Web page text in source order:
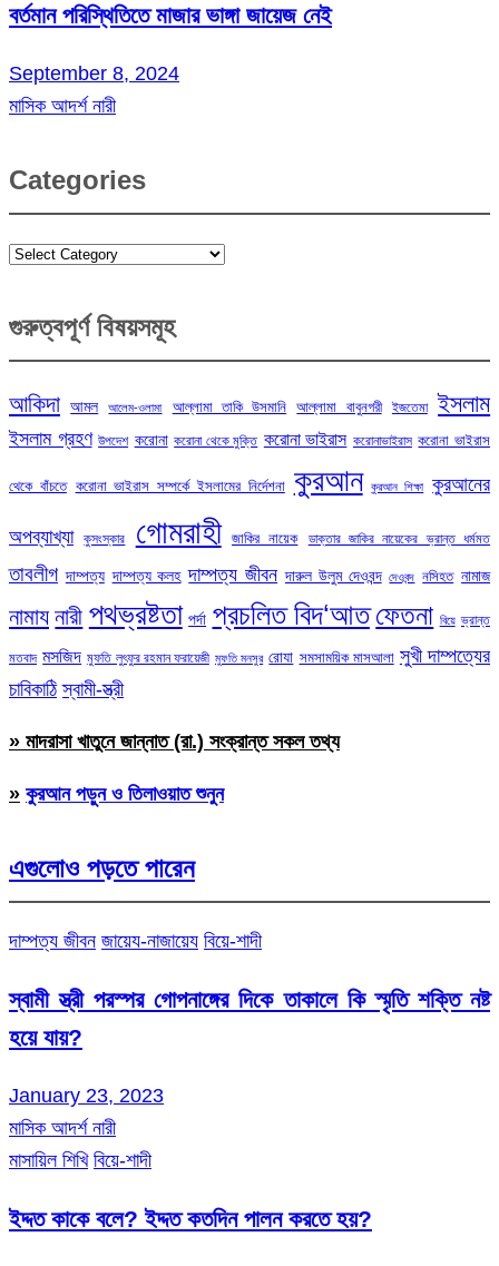
বর্তমান পরিস্থিতিতে মাজার ভাঙ্গা জায়েজ নেই
September 8, 2024
মাসিক আদর্শ নারী
Categories
Categories
গুরুত্বপূর্ণ বিষয়সমূহ
আকিদা আমল আলেম-ওলামা আল্লামা তাকি উসমানি আল্লামা বাবুনগরী ইজতেমা ইসলাম
ইসলাম গ্রহণ উপদেশ করোনা করোনা থেকে মুক্তি করোনা ভাইরাস করোনাভাইরাস করোনা ভাইরাস
থেকে বাঁচতে করোনা ভাইরাস সম্পর্কে ইসলামের নির্দেশনা কুরআন কুরআন শিক্ষা কুরআনের
অপব্যাখ্যা কুসংস্কার গোমরাহী জাকির নায়েক ডাক্তার জাকির নায়েকের ভ্রান্ত ধর্মমত
তাবলীগ দাম্পত্য দাম্পত্য কলহ দাম্পত্য জীবন দারুল উলুম দেওবন্দ দেওবন্দ নসিহত নামাজ
নামায নারী পথভ্রষ্টতা পর্দা প্রচলিত বিদ‘আত ফেতনা বিয়ে ভ্রান্ত
মতবাদ মসজিদ মুফতি লুৎফুর রহমান ফরায়েজী মুফতি মনসুর রোযা সমসাময়িক মাসআলা সুখী দাম্পত্যের
চাবিকাঠি স্বামী-স্ত্রী
» মাদরাসা খাতুনে জান্নাত (রা.) সংক্রান্ত সকল তথ্য
» কুরআন পড়ুন ও তিলাওয়াত শুনুন
এগুলোও পড়তে পারেন
দাম্পত্য জীবন জায়েয-নাজায়েয বিয়ে-শাদী
স্বামী স্ত্রী পরস্পর গোপনাঙ্গের দিকে তাকালে কি স্মৃতি শক্তি নষ্ট
হয়ে যায়?
January 23, 2023
মাসিক আদর্শ নারী
মাসায়িল শিখি বিয়ে-শাদী
ইদ্দত কাকে বলে? ইদ্দত কতদিন পালন করতে হয়?